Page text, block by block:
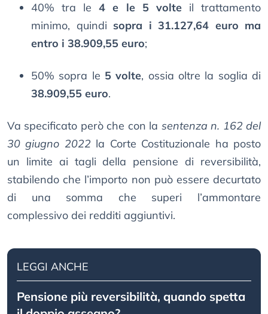
40% tra le4 e le 5 volteil trattamento
minimo, quindi sopra i 31.127,64 euro ma
entro i 38.909,55 euro;
50% sopra le 5 volte, ossia oltre la soglia di
38.909,55 euro.
Va specificato però che con la sentenza n. 162 del
30 giugno 2022 la Corte Costituzionale ha posto
un limite ai tagli della pensione di reversibilità,
stabilendo che l’importo non può essere decurtato
di una somma che superi l’ammontare
complessivo dei redditi aggiuntivi.
LEGGI ANCHE
Pensione più reversibilità, quando spetta